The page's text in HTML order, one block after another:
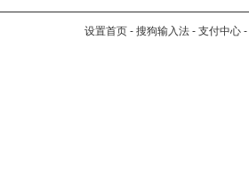
设置首页 - 搜狗输入法 - 支付中心 -